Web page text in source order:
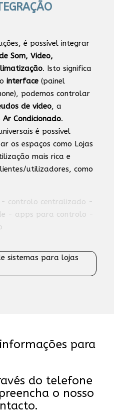
é possível integrar
Som, Video,
. Isto significa
interface (painel
podemos controlar
de video, a
Ar Condicionado.
é possível
os espaços como Lojas
mais rica e
utilizadores, como
- controlo centralizado -
- apps para controlo -
para
do telefone
o nosso